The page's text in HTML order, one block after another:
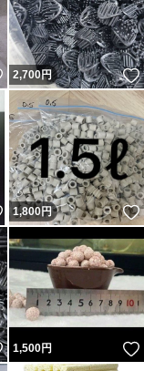
いいね！
2,700円
いいね！
1,800円
いいね！
1,500円